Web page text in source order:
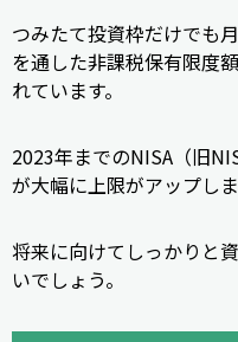
つみたて投資枠だけでも
を通した非課税保有限度
れています。
2023年までのNISA（旧
が大幅に上限がアップしま
将来に向けてしっかりと
いでしょう。